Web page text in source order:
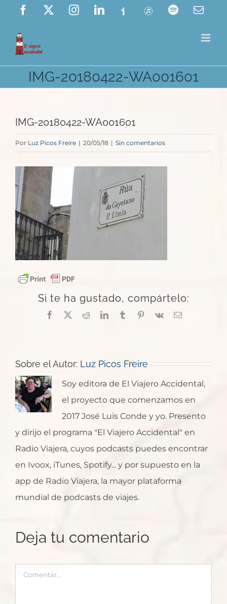
Saltar
contenido
Facebook InstagramLinkedIn
Ivoox ITunes Spotify
IMG-20180422-WA001601
IMG-20180422-WA001601
Por Luz Picos Freire | 20/05/18 | Sin comentarios
Si te ha gustado, compártelo:
Facebook
X RedditLinkedInTumblrPinterest
Vk
Correo
Sobre el Autor: Luz Picos Freire
Soy editora de El Viajero Accidental,
el proyecto que comenzamos en
2017 José Luis Conde y yo. Presento
y dirijo el programa "El Viajero Accidental" en
Radio Viajera, cuyos podcasts puedes encontrar
en Ivoox, iTunes, Spotify... y por supuesto en la
app de Radio Viajera, la mayor plataforma
mundial de podcasts de viajes.
Deja tu comentario
Comentar